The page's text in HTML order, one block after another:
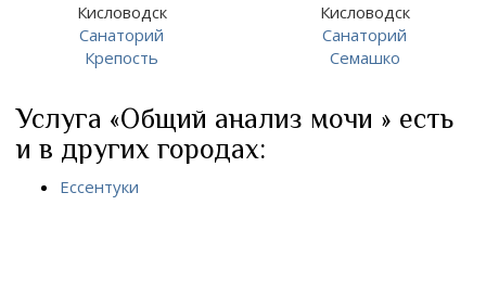
Кисловодск
Санаторий
Крепость
Кисловодск
Санаторий
Семашко
Услуга «Общий анализ мочи » есть
и в других городах:
Ессентуки